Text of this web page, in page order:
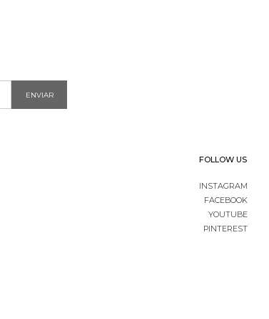
ENVIAR
FOLLOW US
INSTAGRAM
FACEBOOK
YOUTUBE
PINTEREST